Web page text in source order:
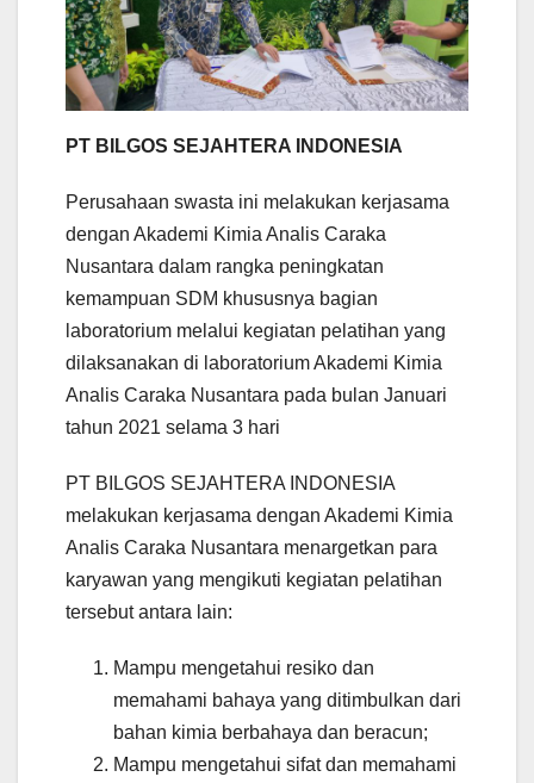
PT BILGOS SEJAHTERA INDONESIA
Perusahaan swasta ini melakukan kerjasama
dengan Akademi Kimia Analis Caraka
Nusantara dalam rangka peningkatan
kemampuan SDM khususnya bagian
laboratorium melalui kegiatan pelatihan yang
dilaksanakan di laboratorium Akademi Kimia
Analis Caraka Nusantara pada bulan Januari
tahun 2021 selama 3 hari
PT BILGOS SEJAHTERA INDONESIA
melakukan kerjasama dengan Akademi Kimia
Analis Caraka Nusantara menargetkan para
karyawan yang mengikuti kegiatan pelatihan
tersebut antara lain:
Mampu mengetahui resiko dan
memahami bahaya yang ditimbulkan dari
bahan kimia berbahaya dan beracun;
Mampu mengetahui sifat dan memahami